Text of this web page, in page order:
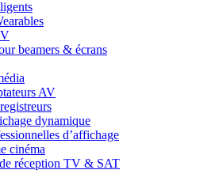
beamers & écrans
AV
dynamique
d’affichage
cinéma
réception TV & SAT